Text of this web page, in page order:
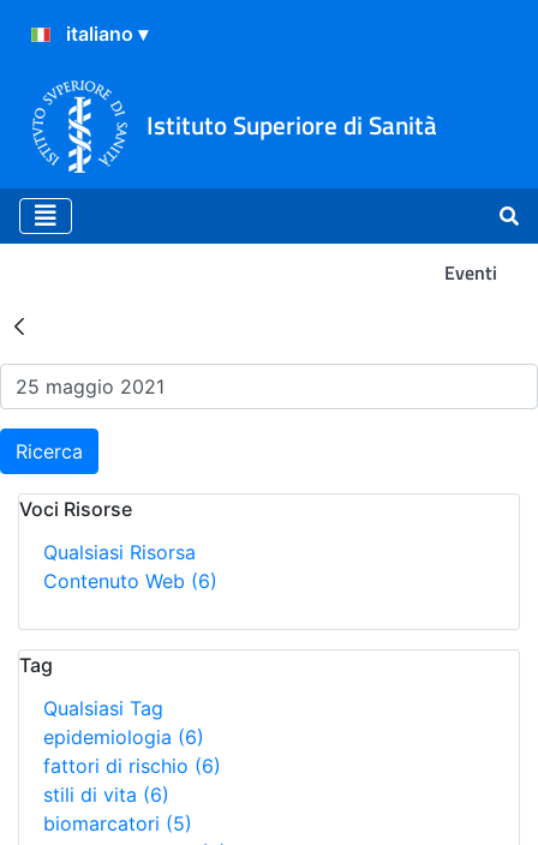
Istituto Superiore di Sanità
Eventi
Risultati della Ricerca -
Ricerca
Voci Risorse
Qualsiasi Risorsa
Contenuto Web (6)
Tag
Qualsiasi Tag
epidemiologia (6)
fattori di rischio (6)
stili di vita (6)
biomarcatori (5)